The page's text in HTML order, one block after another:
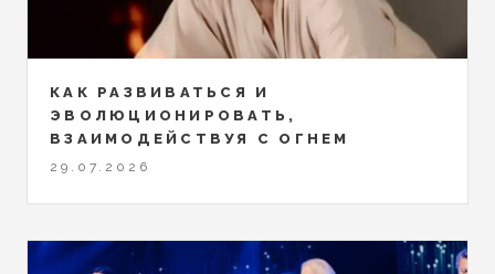
КАК РАЗВИВАТЬСЯ И
ЭВОЛЮЦИОНИРОВАТЬ,
ВЗАИМОДЕЙСТВУЯ С ОГНЕМ
29.07.2026